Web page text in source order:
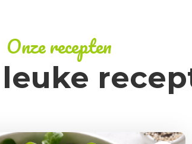
Onze recepten